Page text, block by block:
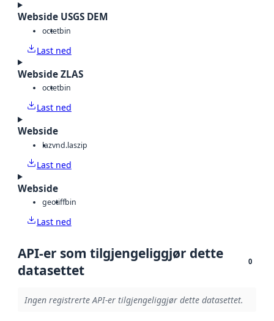
Webside USGS DEM
octetbin
Last ned
Webside ZLAS
octetbin
Last ned
Webside
lazvnd.laszip
Last ned
Webside
geotiffbin
Last ned
API-er som tilgjengeliggjør dette
datasettet
0
Ingen registrerte API-er tilgjengeliggjør dette datasettet.